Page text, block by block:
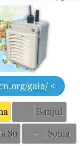
gaia/ <
-
Banjul
Su - Soma